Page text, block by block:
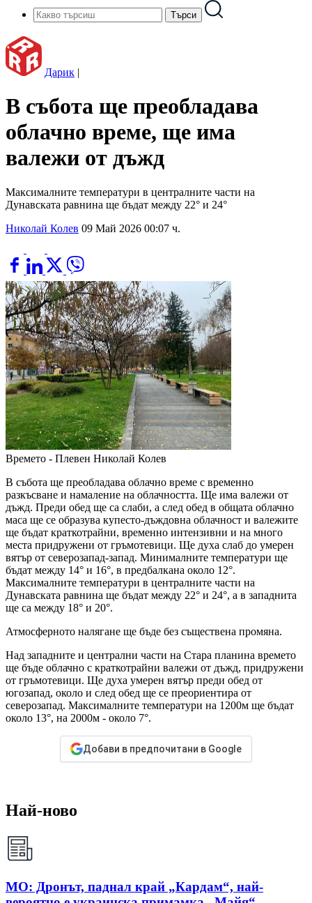
Дарик |
В събота ще преобладава
облачно време, ще има
валежи от дъжд
Максималните температури в централните части на
Дунавската равнина ще бъдат между 22° и 24°
Николай Колев 09 Май 2026 00:07 ч.
Времето - Плевен Николай Колев
В събота ще преобладава облачно време с временно
разкъсване и намаление на облачността. Ще има валежи от
дъжд. Преди обед ще са слаби, а след обед в общата облачно
маса ще се образува купесто-дъждовна облачност и валежите
ще бъдат краткотрайни, временно интензивни и на много
места придружени от гръмотевици. Ще духа слаб до умерен
вятър от северозапад-запад. Минималните температури ще
бъдат между 14° и 16°, в предбалкана около 12°.
Максималните температури в централните части на
Дунавската равнина ще бъдат между 22° и 24°, а в западнита
ще са между 18° и 20°.
Атмосферното налягане ще бъде без съществена промяна.
Над западните и централни части на Стара планина времето
ще бъде облачно с краткотрайни валежи от дъжд, придружени
от гръмотевици. Ще духа умерен вятър преди обед от
югозапад, около и след обед ще се преориентира от
северозапад. Максималните температури на 1200м ще бъдат
около 13°, на 2000м - около 7°.
Добави в предпочитани в Google
Най-ново
МО: Дронът, паднал край „Кардам“, най-